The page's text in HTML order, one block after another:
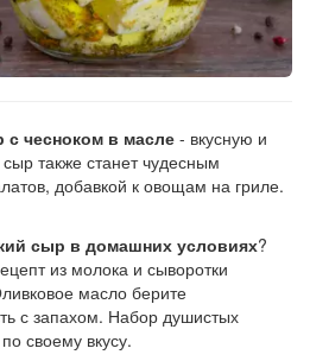
чесноком в масле - вкусную и
также станет чудесным
добавкой к овощам на гриле.
сыр в домашних условиях?
из молока и сыворотки
масло берите
с запахом. Набор душистых
своему вкусу.